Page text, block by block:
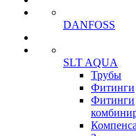
DANFOSS
SLT AQUA
Трубы
Фитинги
Фитинги